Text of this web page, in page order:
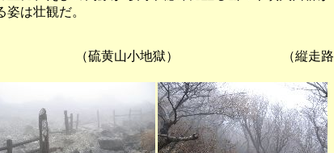
は壮観だ。
（硫黄山小地獄） （縦走路